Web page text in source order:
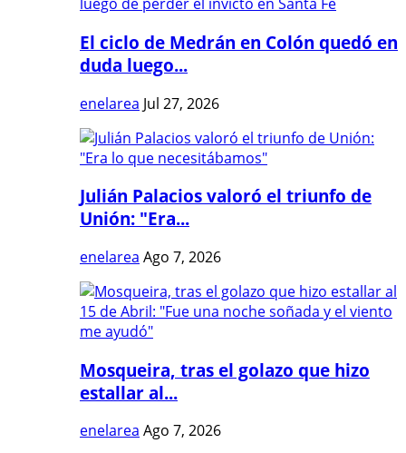
El ciclo de Medrán en Colón quedó en
duda luego...
enelarea Jul 27, 2026
Julián Palacios valoró el triunfo de
Unión: "Era...
enelarea Ago 7, 2026
Mosqueira, tras el golazo que hizo
estallar al...
enelarea Ago 7, 2026